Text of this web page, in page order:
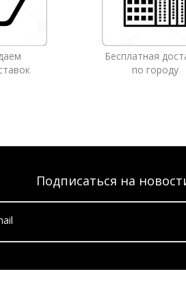
Бесплатная
по городу
Подписаться на